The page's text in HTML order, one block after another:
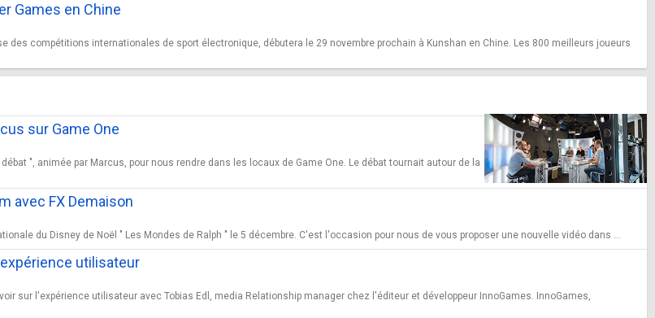
Games en Chine
des compétitions internationales de sport électronique, débutera le 29 novembre prochain à Kunshan en Chine. Les 800 meilleurs joueurs
sur Game One
", animée par Marcus, pour nous rendre dans les locaux de Game One. Le débat tournait autour de la
avec FX Demaison
du Disney de Noël " Les Mondes de Ralph " le 5 décembre. C'est l'occasion pour nous de vous proposer une nouvelle vidéo dans ...
utilisateur
sur l'expérience utilisateur avec Tobias Edl, media Relationship manager chez l'éditeur et développeur InnoGames. InnoGames,